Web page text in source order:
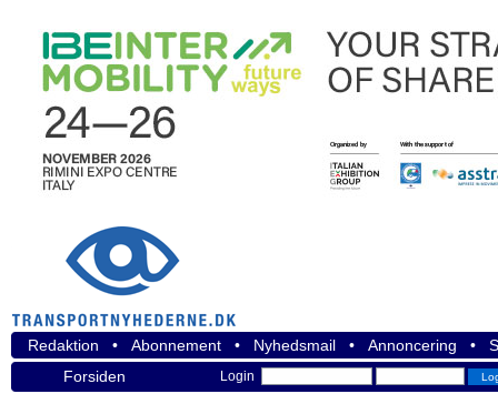
Redaktion • Abonnement • Nyhedsmail • Annoncering •
Forsiden
Login